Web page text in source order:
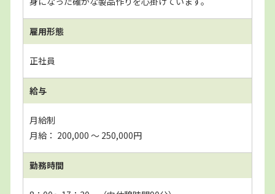
雇用形態
正社員
給与
月給制
月給： 200,000 〜 250,000円
勤務時間